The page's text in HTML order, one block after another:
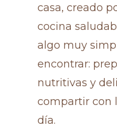
casa, creado
cocina
algo muy
encontrar:
nutritivas y
compartir con
día.